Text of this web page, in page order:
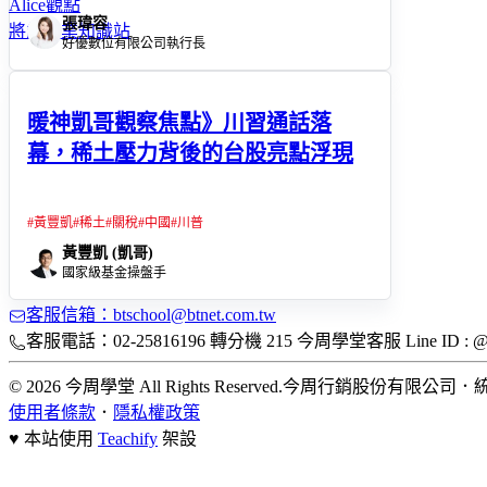
Alice觀點
將能產業知識站
張瑋容
好優數位有限公司執行長
暖神凱哥觀察焦點》川習通話落
幕，稀土壓力背後的台股亮點浮現
#黃豐凱#稀土#關稅#中國#川普
黃豐凱 (凱哥)
國家級基金操盤手
客服信箱：btschool@btnet.com.tw
客服電話：02-25816196 轉分機 215 今周學堂客服 Line ID :
© 2026 今周學堂 All Rights Reserved.今周行銷股份有限公司 ．
使用者條款 ． 隱私權政策
♥ 本站使用 Teachify 架設